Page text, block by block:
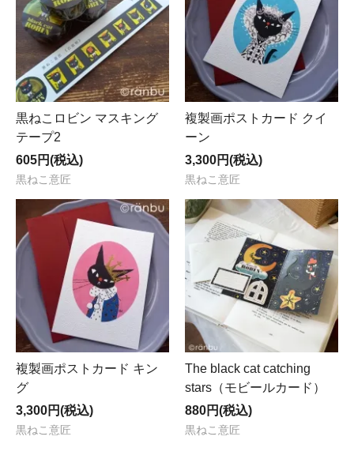
黒ねこロビン マスキング
テープ2
605円(税込)
黒ねこ意匠
複製画ポストカード クイ
ーン
3,300円(税込)
黒ねこ意匠
複製画ポストカード キン
グ
3,300円(税込)
黒ねこ意匠
The black cat catching
stars（モビールカード）
880円(税込)
黒ねこ意匠